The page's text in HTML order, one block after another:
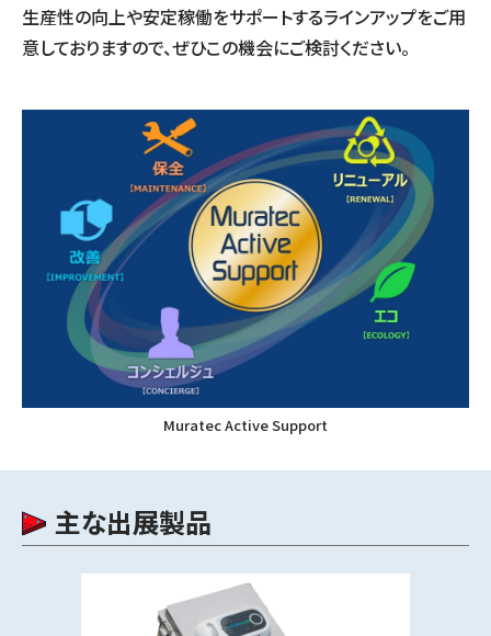
生産性の向上や安定稼働をサポートするラインアップをご用
意しておりますので、ぜひこの機会にご検討ください。
Muratec Active Support
主な出展製品